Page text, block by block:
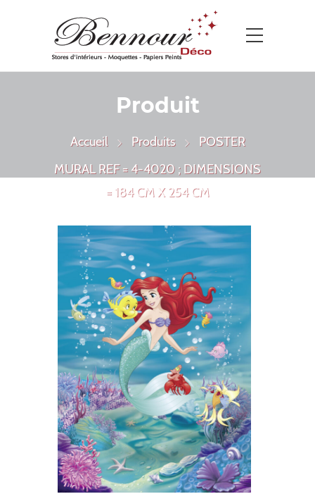
Produit
Accueil Produits
POSTER
MURAL REF = 4-4020 ; DIMENSIONS
= 184 CM X 254 CM